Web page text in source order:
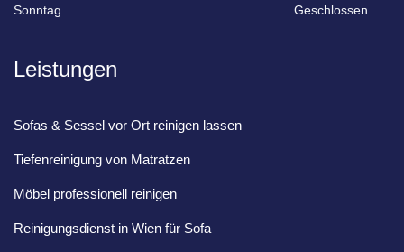
Sonntag Geschlossen
Leistungen
Sofas & Sessel vor Ort reinigen lassen
Tiefenreinigung von Matratzen
Möbel professionell reinigen
Reinigungsdienst in Wien für Sofa